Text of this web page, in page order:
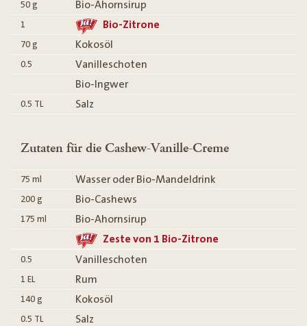
50 g Bio-Ahornsirup
1 Bio-Zitrone
70 g Kokosöl
0.5
Vanilleschoten
Bio-Ingwer
0.5 TL Salz
Zutaten für die Cashew-Vanille-Creme
75 ml Wasser oder Bio-Mandeldrink
200 g Bio-Cashews
175 ml
Bio-Ahornsirup
Zeste von 1 Bio-Zitrone
0.5 Vanilleschoten
1 EL Rum
140 g Kokosöl
0.5 TL Salz